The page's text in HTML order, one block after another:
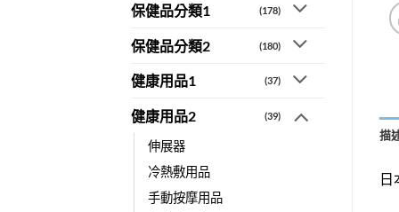
保健品分類1 (178)
保健品分類2 (180)
健康用品1 (37)
健康用品2 (39)
伸展器
冷熱敷用品
手動按摩用品
描